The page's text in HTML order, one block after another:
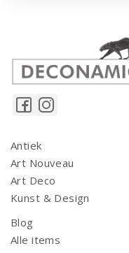
Antiek
Art Nouveau
Art Deco
Kunst & Design
Blog
Alle items